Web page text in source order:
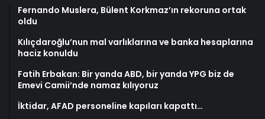
Fernando Muslera, Bülent Korkmaz’ın rekoruna ortak
oldu
Kılıçdaroğlu’nun mal varlıklarına ve banka hesaplarına
haciz konuldu
Fatih Erbakan: Bir yanda ABD, bir yanda YPG biz de
Emevi Camii’nde namaz kılıyoruz
İktidar, AFAD personeline kapıları kapattı…